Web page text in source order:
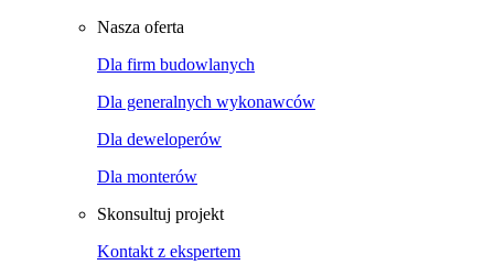
Nasza oferta
Dla firm budowlanych
Dla generalnych wykonawców
Dla deweloperów
Dla monterów
Skonsultuj projekt
Kontakt z ekspertem